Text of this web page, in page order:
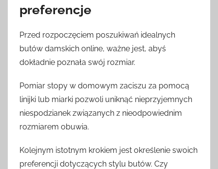
preferencje
Przed rozpoczęciem poszukiwań idealnych
butów damskich online, ważne jest, abyś
dokładnie poznała swój rozmiar.
Pomiar stopy w domowym zaciszu za pomocą
linijki lub miarki pozwoli uniknąć nieprzyjemnych
niespodzianek związanych z nieodpowiednim
rozmiarem obuwia.
Kolejnym istotnym krokiem jest określenie swoich
preferencji dotyczących stylu butów. Czy